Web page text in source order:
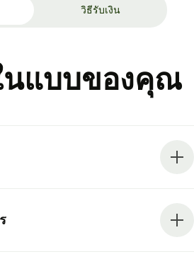
วิธีรับเงิน
นแบบของคุณ